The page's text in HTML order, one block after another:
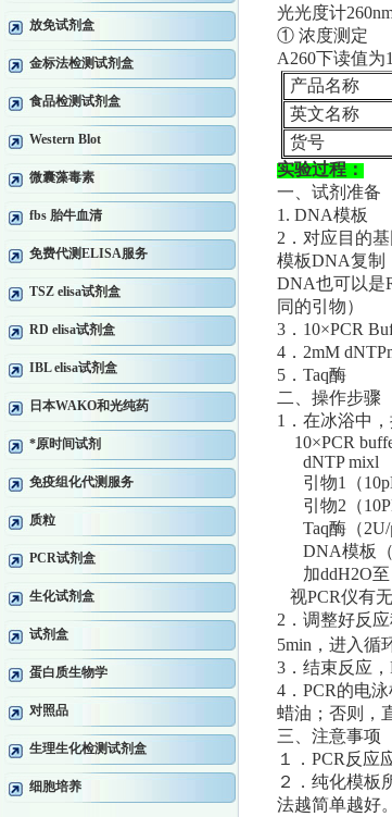
放免试剂盒
金标法检测试剂盒
食品检测试剂盒
Western Blot
微囊藻毒素
fbs 胎牛血清
免费代测ELISA服务
TSZ elisa试剂盒
RD elisa试剂盒
IBL elisa试剂盒
日本WAKO和光纯药
*原时间试剂
免疫组化代测服务
质粒
PCR试剂盒
生化试剂盒
试剂盒
蛋白质生物学
对照品
生理生化检测试剂盒
细胞培养
光光度计
① 浓度测定
A260下读值为
产品名称
英文名称
货号
实验过程：
一、试剂准备
1. DNA模板
2．对应目的
模板DNA复制
DNA也可以是
同的引物）
3．10×PCR
4．2mM
5．Taq酶
二、操作步骤
1．在冰浴中
10×PCR
dNTP
引物1（
引物2（
Taq酶（
DNA模板（
加
视PCR仪有
2．调整好反
5min，进入循
3．结束反应
4．PCR的电
蜡油；否则，
三、注意事项
１．PCR反应
２．纯化模板
法越简单越好。